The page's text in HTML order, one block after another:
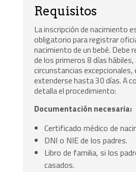
Requisitos
La inscripción de nacimiento
obligatorio para registrar
nacimiento de un bebé. Debe
de los primeros 8 días hábiles,
circunstancias excepcionales,
extenderse hasta 30 días. A
detalla el procedimiento:
Documentación necesaria:
Certificado médico de
DNI o NIE de los padres.
Libro de familia, si los
casados.